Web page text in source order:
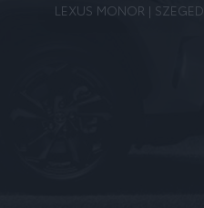
LEXUS MONOR | SZEGED